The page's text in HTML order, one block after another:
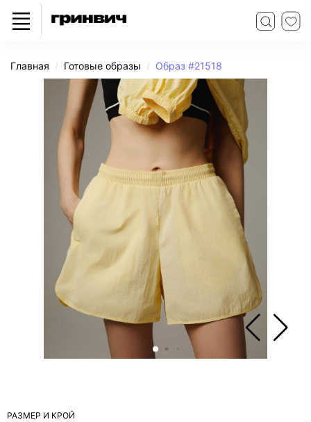
Главная Готовые образы Образ #21518
РАЗМЕР И КРОЙ